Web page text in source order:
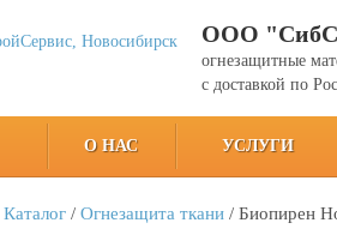
ООО
огнезащитные
с доставкой по
О НАС УСЛУГИ
Каталог / Огнезащита ткани / Биопирен